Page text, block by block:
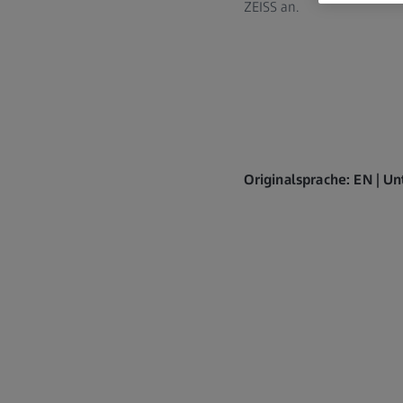
ZEISS an.
Originalsprache: EN |